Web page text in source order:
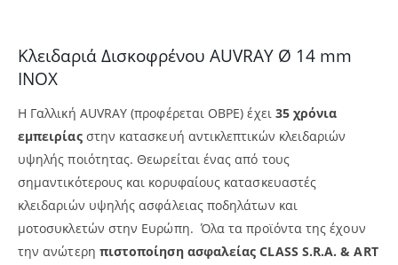
Κλειδαριά Δισκοφρένου AUVRAY Ø 14 mm
INOX
Η Γαλλική AUVRAY (προφέρεται ΟΒΡΕ) έχει 35 χρόνια
εμπειρίαςστην κατασκευή αντικλεπτικών κλειδαριών
υψηλής ποιότητας. Θεωρείται ένας από τους
σημαντικότερους και κορυφαίους κατασκευαστές
κλειδαριών υψηλής ασφάλειας ποδηλάτων και
μοτοσυκλετών στην Ευρώπη. Όλα τα προϊόντα της έχουν
την ανώτερη πιστοποίηση ασφαλείας CLASS S.R.A. & ART